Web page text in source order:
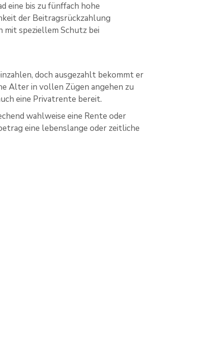
eine bis zu fünffach hohe
der Beitragsrückzahlung
mit speziellem Schutz bei
doch ausgezahlt bekommt er
Alter in vollen Zügen angehen zu
eine Privatrente bereit.
wahlweise eine Rente oder
eine lebenslange oder zeitliche